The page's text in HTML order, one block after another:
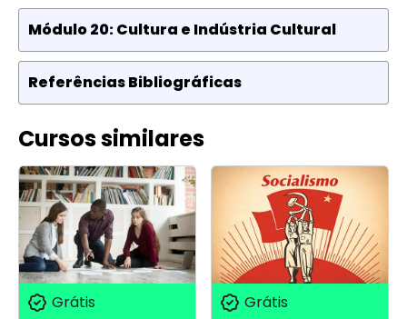
Módulo 20: Cultura e Indústria Cultural
Referências Bibliográficas
Cursos similares
Grátis Grátis